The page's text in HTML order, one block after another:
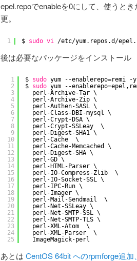
epel.repoでenableを0にして、使うと
更。
1 $ sudo vi /etc/yum.repos.d /epel
後は必要なパッケージをインストール
1
2
3
4
5
6
7
8
9
10
11
12
13
14
15
16
17
18
19
20
21
22
23
24
25
$ sudo yum --enablerepo=remi -y
$ sudo yum --
perl-Archive-Tar \
perl-Archive-Zip \
perl-Authen-SASL \
perl-Class-DBI-mysql \
perl-Crypt-DSA \
perl-Crypt-SSLeay  \
perl-Digest-SHA1 \
perl-Cache  \
perl-Cache-Memcached \
perl-Digest-SHA \
perl-GD \
perl-HTML-Parser \
perl-IO-Compress-Zlib  \
perl-IO-Socket-SSL \
perl-IPC-Run \
perl-Imager \
perl-Mail-Sendmail  \
perl-Net-SSLeay \
perl-Net-SMTP-SSL \
perl-Net-SMTP-TLS \
perl-XML-Atom  \
perl-XML-Parser  \
ImageMagick-perl
あとは CentOS 64bit へのrpmforge追